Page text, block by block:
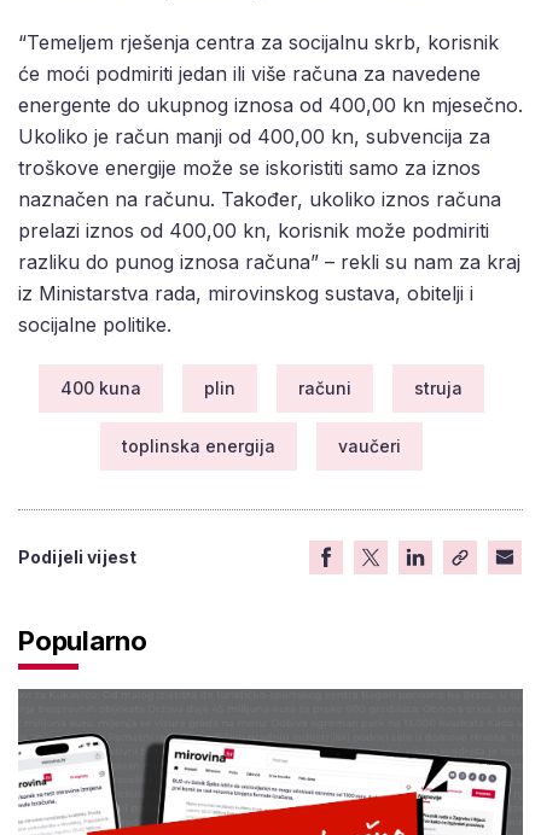
“Temeljem rješenja centra za socijalnu skrb, korisnik
će moći podmiriti jedan ili više računa za navedene
energente do ukupnog iznosa od 400,00 kn mjesečno.
Ukoliko je račun manji od 400,00 kn, subvencija za
troškove energije može se iskoristiti samo za iznos
naznačen na računu. Također, ukoliko iznos računa
prelazi iznos od 400,00 kn, korisnik može podmiriti
razliku do punog iznosa računa” – rekli su nam za kraj
iz Ministarstva rada, mirovinskog sustava, obitelji i
socijalne politike.
400 kuna plin računi struja
toplinska energija vaučeri
Podijeli vijest
Popularno